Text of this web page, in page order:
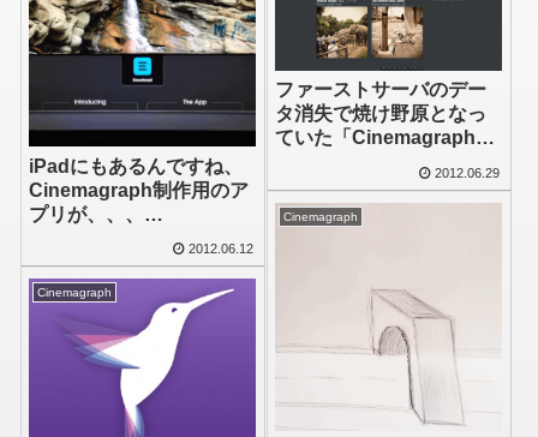
ファーストサーバのデー
タ消失で焼け野原となっ
ていた「Cinemagraph
2012.06.29
iPadにもあるんですね、
Cinemagraph制作用のア
プリが、、、
2012.06.12
Cinemagraph
Cinemagraph